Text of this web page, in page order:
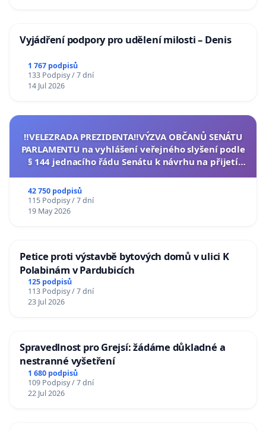
Vyjádření podpory pro udělení milosti – Denis
1 767 podpisů
133 Podpisy / 7 dní
14 Jul 2026
‼️VELEZRADA PREZIDENTA‼️VÝZVA OBČANŮ SENÁTU
PARLAMENTU na vyhlášení veřejného slyšení podle
§ 144 jednacího řádu Senátu k návrhu na přijetí
42 750 podpisů
115 Podpisy / 7 dní
19 May 2026
Petice proti výstavbě bytových domů v ulici K
Polabinám v Pardubicích
125 podpisů
113 Podpisy / 7 dní
23 Jul 2026
Spravedlnost pro Grejsí: žádáme důkladné a
nestranné vyšetření
1 680 podpisů
109 Podpisy / 7 dní
22 Jul 2026